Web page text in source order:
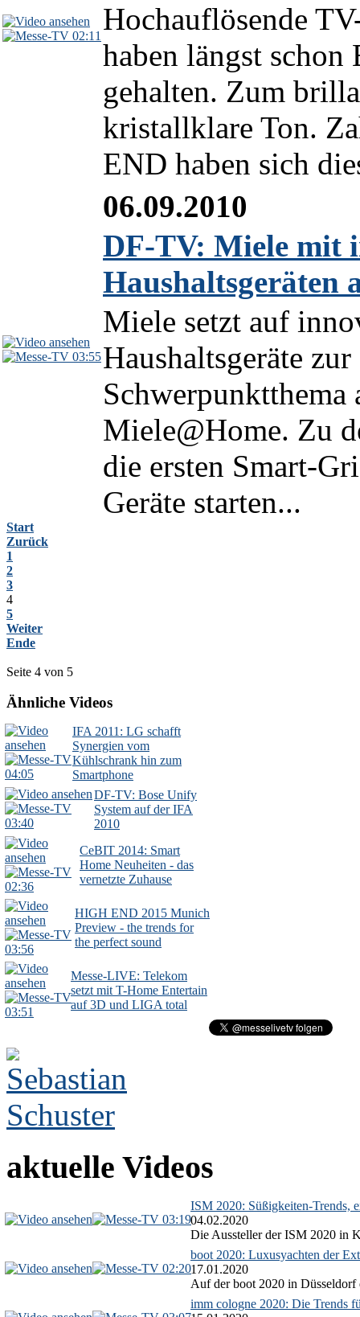
02:11 Hochauflösende
haben längst
gehalten. Zum
kristallklare Ton.
END haben sich
03:55
06.09.2010
DF-TV: Miele mit
Haushaltsgeräten
Miele setzt auf
Haushaltsgeräte
Schwerpunktthema
Miele@Home. Zu
die ersten Smart-
Geräte starten...
Start
Zurück
1
2
3
4
5
Weiter
Ende
Seite 4 von 5
Ähnliche Videos
04:05
IFA 2011: LG schafft
Synergien vom
Kühlschrank hin zum
Smartphone
03:40
DF-TV: Bose Unify
System auf der IFA
2010
02:36
CeBIT 2014: Smart
Home Neuheiten - das
vernetzte Zuhause
03:56
HIGH END 2015 Munich
Preview - the trends for
the perfect sound
03:51
Messe-LIVE: Telekom
setzt mit T-Home Entertain
auf 3D und LIGA total
aktuelle Videos
03:19
ISM 2020: Süßigkeiten-Trends,
04.02.2020
Die Aussteller der ISM 2020 in
02:20
boot 2020: Luxusyachten der
17.01.2020
Auf der boot 2020 in Düsseldorf
imm cologne 2020: Die Trends